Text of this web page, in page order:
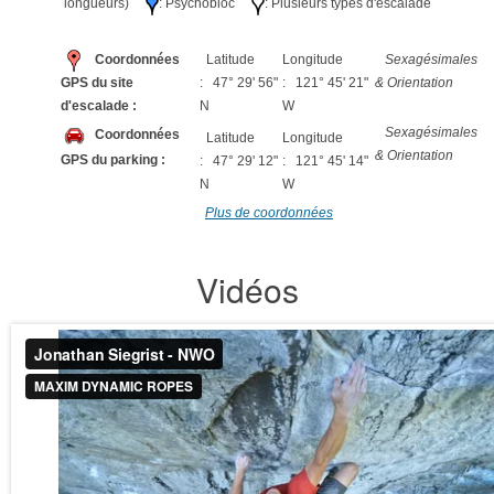
longueurs)
: Psychobloc : Plusieurs types d'escalade
Coordonnées
GPS du site
d'escalade :
Latitude
: 47° 29' 56"
N
Longitude
: 121° 45' 21"
W
Sexagésimales
& Orientation
Coordonnées
GPS du parking :
Latitude
: 47° 29' 12"
N
Longitude
: 121° 45' 14"
W
Sexagésimales
& Orientation
Plus de coordonnées
Vidéos